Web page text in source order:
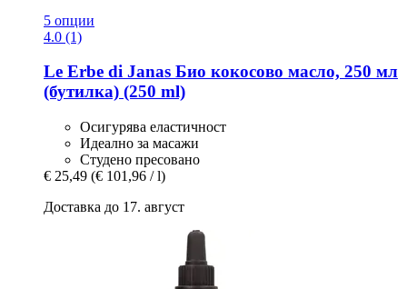
5 опции
4.0 (1)
Le Erbe di Janas Био кокосово масло, 250 мл
(бутилка) (250 ml)
Осигурява еластичност
Идеално за масажи
Студено пресовано
€ 25,49 (€ 101,96 / l)
Доставка до 17. август